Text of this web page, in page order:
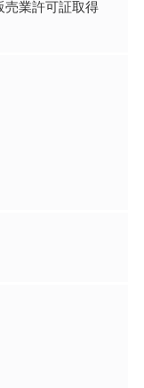
売業許可証取得